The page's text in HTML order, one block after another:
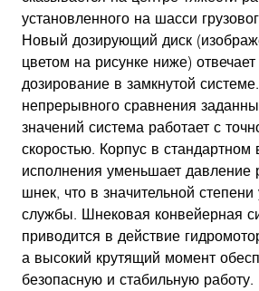
установленного на шасси
Новый дозирующий диск
цветом на рисунке ниже)
дозирование в замкнутой
непрерывного сравнения
значений система работает с
скоростью. Корпус в стандартном
исполнения уменьшает давление
шнек, что в значительной степени
службы. Шнековая конвейерная
приводится в действие
а высокий крутящий момент
безопасную и стабильную работу.